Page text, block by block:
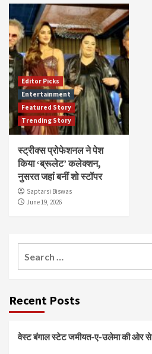
Editor Picks
Entertainment
Featured Story
Trending Story
स्ट्रीक्स प्रोफेशनल ने पेश
किया ‘ब्रूलेट’ कलेक्शन,
नुसरत जहां बनीं शो स्टॉपर
Saptarsi Biswas
June 19, 2026
Recent Posts
वेस्ट बंगाल स्टेट जमीयत-ए-उलेमा की ओर